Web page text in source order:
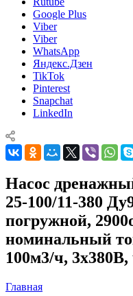
Google Plus
Viber
Viber
WhatsApp
Яндекс.Дзен
TikTok
Pinterest
Snapchat
LinkedIn
Насос
25-100/11-380
погружной,
номинальный
100м3/ч, 3х380В,
Главная